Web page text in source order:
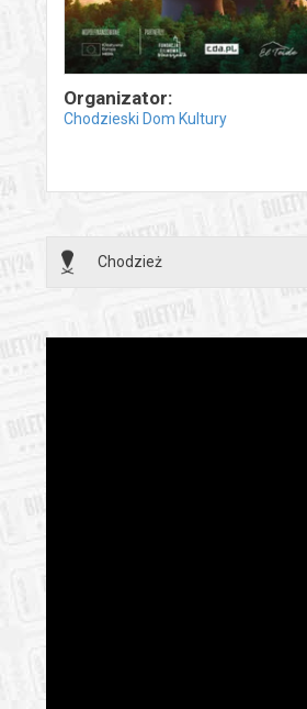
Organizator:
Chodzieski Dom Kultury
Chodzież